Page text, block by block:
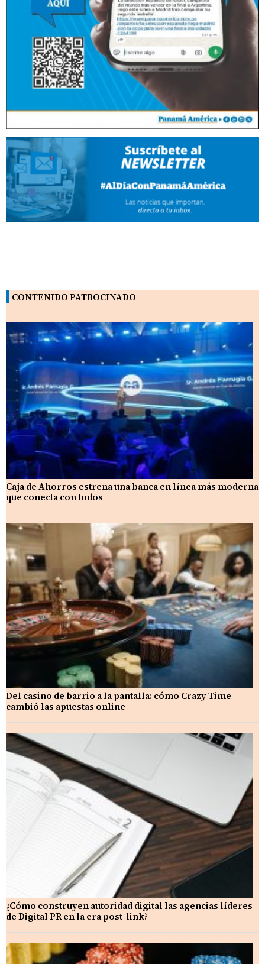
CONTENIDO PATROCINADO
Caja de Ahorros estrena una banca en línea más moderna
que conecta con todos
Del casino de barrio a la pantalla: cómo Crazy Time
cambió las apuestas online
¿Cómo construyen autoridad digital las agencias líderes
de Digital PR en la era post-link?